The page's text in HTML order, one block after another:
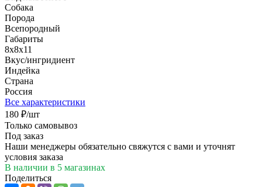
Собака
Порода
Всепородный
Габариты
8х8х11
Вкус/ингридиент
Индейка
Страна
Россия
Все характеристики
180 ₽/шт
Только самовывоз
Под заказ
Наши менеджеры обязательно свяжутся с вами и уточнят
условия заказа
В наличии в 5 магазинах
Поделиться